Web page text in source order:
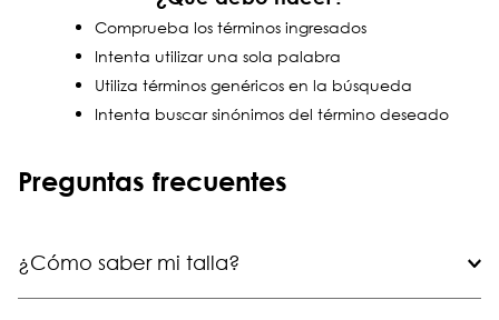
Comprueba los términos ingresados
Intenta utilizar una sola palabra
Utiliza términos genéricos en la búsqueda
Intenta buscar sinónimos del término deseado
Preguntas frecuentes
¿Cómo saber mi talla?